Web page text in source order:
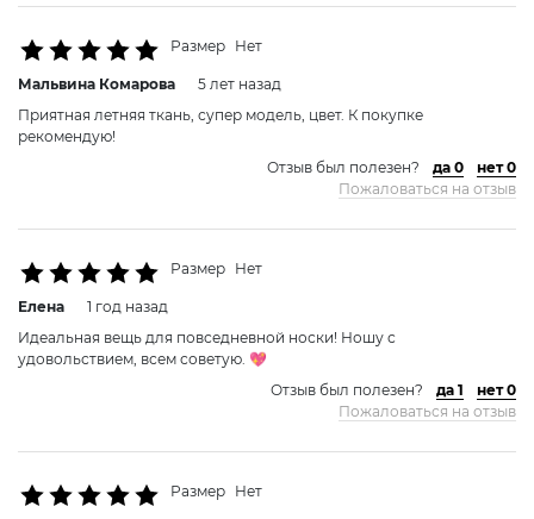
Размер Нет
Мальвина Комаровa
5 лет назад
Приятная летняя ткань, супер модель, цвет. К покупке
рекомендую!
Отзыв был полезен?
да 0
нет 0
Пожаловаться на отзыв
Размер Нет
Елена
1 год назад
Идеальная вещь для повседневной носки! Ношу с
удовольствием, всем советую. 💖
Отзыв был полезен?
да 1
нет 0
Пожаловаться на отзыв
Размер Нет